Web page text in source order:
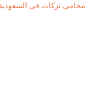
محامي تركات في